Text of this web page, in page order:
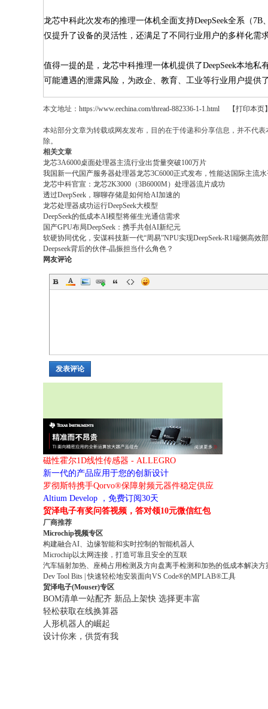
龙芯中科此次发布的推理一体机全面支持DeepSeek全系（
仅提升了设备的灵活性，还满足了不同行业用户的多样化需
值得一提的是，龙芯中科推理一体机提供了DeepSeek本地
可能遭遇的泄露风险，为政企、教育、工业等行业用户提供
本文地址： https://www.eechina.com/thread-882336-1-1.html 【打印本页
本站部分文章为转载或网友发布，目的在于传递和分享信息，并不代
除。
相关文章
龙芯3A6000桌面处理器主流行业出货量突破100万片
我国新一代国产服务器处理器龙芯3C6000正式发布，性能达国际主流
龙芯中科官宣：龙芯2K3000（3B6000M）处理器流片成功
透过DeepSeek，聊聊存储是如何给AI加速的
龙芯处理器成功运行DeepSeek大模型
DeepSeek的低成本AI模型将催生光通信需求
国产GPU布局DeepSeek：携手共创AI新纪元
软硬协同优化，安谋科技新一代“周易”NPU实现DeepSeek-R1端侧高效
Deepseek背后的伙伴-晶振担当什么角色？
网友评论
发表评论
磁性霍尔1D线性传感器 - ALLEGRO
新一代的产品应用于您的创新设计
罗彻斯特携手Qorvo®保障射频元器件稳定供应
Altium Develop ，免费订阅30天
贸泽电子有奖问答视频，答对领10元微信红包
厂商推荐
Microchip视频专区
构建融合AI、边缘智能和实时控制的智能机器人
Microchip以太网连接，打造可靠且安全的互联
汽车辐射加热、座椅占用检测及方向盘离手检测和加热的低成本解决方
Dev Tool Bits | 快速轻松地安装面向VS Code®的MPLAB®工具
贸泽电子(Mouser)专区
BOM清单一站配齐 新品上架快 选择更丰富
轻松获取在线换算器
人形机器人的崛起
设计你来，供货有我